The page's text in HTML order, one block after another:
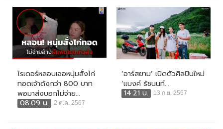
ไรเดอร์หลอนเจอหนุ่มสั่งไก่
ทอดเจ้าดังกว่า 800 บาท
พอมาส่งบอกไม่จ่าย...
08:09 น.
2 ต.ค. 2567
‘อาร์สยาม’ เปิดตัวศิลปินใหม่
‘แบงค์ ธัชนนท์...
14:21 น.
13 ก.ย. 2567